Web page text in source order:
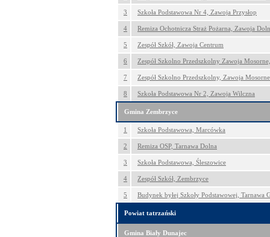
3 Szkoła Podstawowa Nr 4, Zawoja Przysłop
4 Remiza Ochotnicza Straż Pożarna, Zawoja
5 Zespół Szkół, Zawoja Centrum
6 Zespół Szkolno Przedszkolny Zawoja
7 Zespół Szkolno Przedszkolny, Zawoja Mosorne
8 Szkoła Podstawowa Nr 2, Zawoja Wilczna
Gmina Zembrzyce
1 Szkoła Podstawowa, Marcówka
2 Remiza OSP, Tarnawa Dolna
3 Szkoła Podstawowa, Śleszowice
4 Zespół Szkół, Zembrzyce
5 Budynek byłej Szkoły Podstawowej, Tarnawa
Powiat tatrzański
Gmina Biały Dunajec